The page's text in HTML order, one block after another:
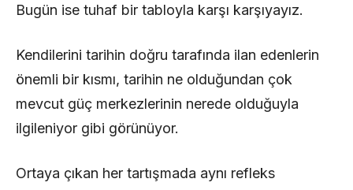
Bugün ise tuhaf bir tabloyla karşı karşıyayız.
Kendilerini tarihin doğru tarafında ilan edenlerin
önemli bir kısmı, tarihin ne olduğundan çok
mevcut güç merkezlerinin nerede olduğuyla
ilgileniyor gibi görünüyor.
Ortaya çıkan her tartışmada aynı refleks